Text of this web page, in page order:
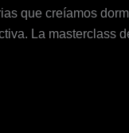
que creíamos
La